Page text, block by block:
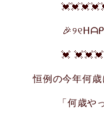
💓
恒例の今年何
「何歳や